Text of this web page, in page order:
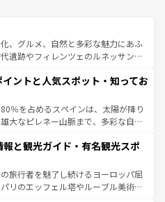
、グルメ、自然と多彩な魅力にあふ
遺跡やフィレンツェのルネッサンス
しい田園風景やアマルフィ海岸の絶
逃せない。観光の合間には、本場の
品のイタリア料理を堪能することも
ら夜眠るまで、すべての瞬間を楽し
情報はコンテンツ一覧を参照してほ
ントと人気スポット・知ってお
％を占めるスペインは、太陽が降り
大なピレネー山脈まで、多彩な自然
は、情熱的なフラメンコ、熱気あふ
しいタパスが生活の一部となってい
洗練された雰囲気や、バルセロナの
ら、地方では古代ローマ遺跡や中世
と観光ガイド・有名観光スポ
旅行者を魅了し続けるヨーロッパ屈
リのエッフェル塔やルーブル美術館